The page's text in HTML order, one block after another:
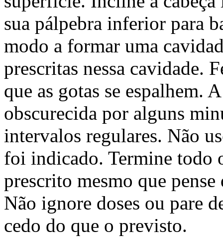
sua pálpebra inferior para
modo a formar uma
prescritas nessa cavidade.
que as gotas se espalhem.
obscurecida por alguns
intervalos regulares. Não
foi indicado. Termine todo
prescrito mesmo que
Não ignore doses ou pare
cedo do que o previsto.